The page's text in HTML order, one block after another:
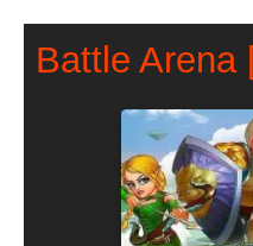
Battle Arena